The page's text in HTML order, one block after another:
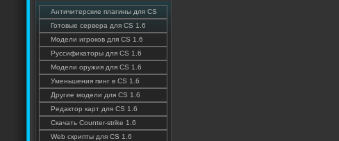
Античитерские плагины для CS
Готовые сервера для CS 1.6
Модели игроков для CS 1.6
Руссификаторы для CS 1.6
Модели оружия для CS 1.6
Уменьшения пинг в CS 1.6
Другие модели для CS 1.6
Редактор карт для CS 1.6
Скачать Counter-strike 1.6
Web скрипты для CS 1.6